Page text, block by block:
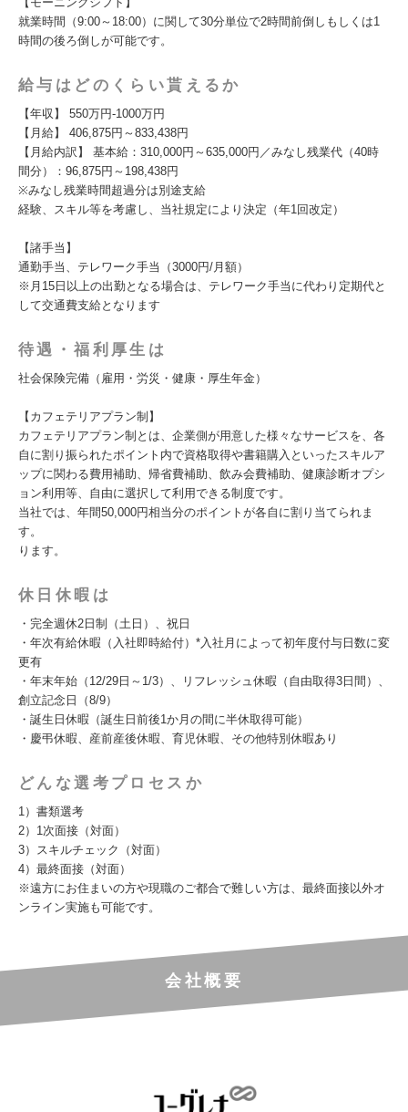
就業時間（9:00～18:00）に関して30分単位で2時間前倒しもしくは1
時間の後ろ倒しが可能です。
給与はどのくらい貰えるか
【年収】 550万円-1000万円
【月給】 406,875円～833,438円
【月給内訳】 基本給：310,000円～635,000円／みなし残業代（40時
間分）：96,875円～198,438円
※みなし残業時間超過分は別途支給
経験、スキル等を考慮し、当社規定により決定（年1回改定）
【諸手当】
通勤手当、テレワーク手当（3000円/月額）
※月15日以上の出勤となる場合は、テレワーク手当に代わり定期代と
して交通費支給となります
待遇・福利厚生は
社会保険完備（雇用・労災・健康・厚生年金）
【カフェテリアプラン制】
カフェテリアプラン制とは、企業側が用意した様々なサービスを、各
自に割り振られたポイント内で資格取得や書籍購入といったスキルア
ップに関わる費用補助、帰省費補助、飲み会費補助、健康診断オプシ
ョン利用等、自由に選択して利用できる制度です。
当社では、年間50,000円相当分のポイントが各自に割り当てられま
す。
ります。
休日休暇は
・完全週休2日制（土日）、祝日
・年次有給休暇（入社即時給付）*入社月によって初年度付与日数に変
更有
・年末年始（12/29日～1/3）、リフレッシュ休暇（自由取得3日間）、
創立記念日（8/9）
・誕生日休暇（誕生日前後1か月の間に半休取得可能）
・慶弔休暇、産前産後休暇、育児休暇、その他特別休暇あり
どんな選考プロセスか
1）書類選考
2）1次面接（対面）
3）スキルチェック（対面）
4）最終面接（対面）
※遠方にお住まいの方や現職のご都合で難しい方は、最終面接以外オ
ンライン実施も可能です。
会社概要